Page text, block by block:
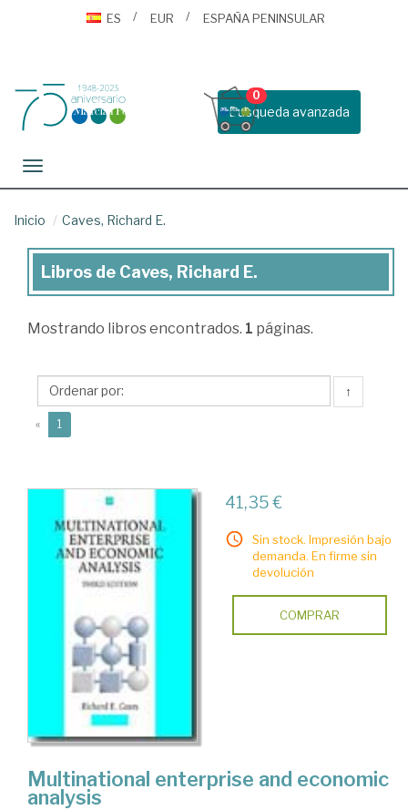
ES
EUR ESPAÑA PENINSULAR
Busqueda avanzada
0
Toggle navigation
Inicio Caves, Richard E.
Libros
Caves,
Libros de Caves, Richard E.
Mostrando libros encontrados. 1 páginas.
↑
« 1
41,35 €
Sin stock. Impresión bajo
demanda. En firme sin
devolución
COMPRAR
Multinational enterprise and economic
analysis